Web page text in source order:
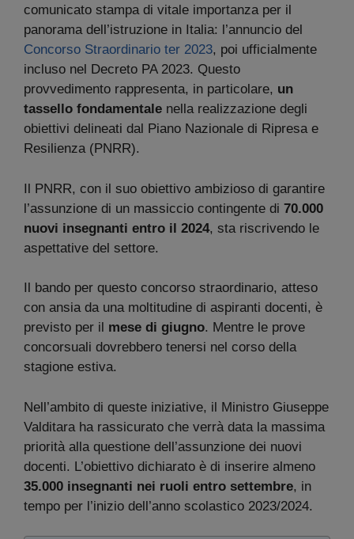
comunicato stampa di vitale importanza per il
panorama dell’istruzione in Italia: l’annuncio del
Concorso Straordinario ter 2023, poi ufficialmente
incluso nel Decreto PA 2023. Questo
provvedimento rappresenta, in particolare, un
tassello fondamentale nella realizzazione degli
obiettivi delineati dal Piano Nazionale di Ripresa e
Resilienza (PNRR).
Il PNRR, con il suo obiettivo ambizioso di garantire
l’assunzione di un massiccio contingente di 70.000
nuovi insegnanti entro il 2024, sta riscrivendo le
aspettative del settore.
Il bando per questo concorso straordinario, atteso
con ansia da una moltitudine di aspiranti docenti, è
previsto per il mese di giugno. Mentre le prove
concorsuali dovrebbero tenersi nel corso della
stagione estiva.
Nell’ambito di queste iniziative, il Ministro Giuseppe
Valditara ha rassicurato che verrà data la massima
priorità alla questione dell’assunzione dei nuovi
docenti. L’obiettivo dichiarato è di inserire almeno
35.000 insegnanti nei ruoli entro settembre, in
tempo per l’inizio dell’anno scolastico 2023/2024.